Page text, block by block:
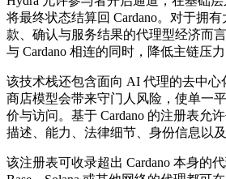
将最终状态结算回 Cardano。对于拥
款、确认与服务结果的代理型经济而
与 Cardano 相连的同时，降低主链压力
该技术栈还包含面向 AI 代理的去中心
商店模型会带来守门人风险，使单一
价与访问。基于 Cardano 的注册表允
描述、能力、法律细节、身份信息以
该注册表可收录超出 Cardano 本身的代